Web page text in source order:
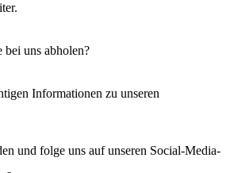
bei uns abholen?
Informationen zu unseren
und folge uns auf unseren Social-Media-